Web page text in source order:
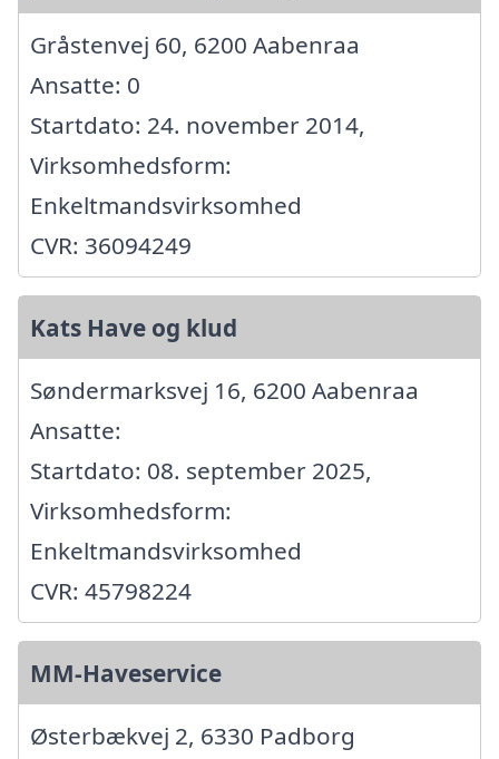
Gråstenvej 60, 6200 Aabenraa
Ansatte: 0
Startdato: 24. november 2014,
Virksomhedsform:
Enkeltmandsvirksomhed
CVR: 36094249
Kats Have og klud
Søndermarksvej 16, 6200 Aabenraa
Ansatte:
Startdato: 08. september 2025,
Virksomhedsform:
Enkeltmandsvirksomhed
CVR: 45798224
MM-Haveservice
Østerbækvej 2, 6330 Padborg